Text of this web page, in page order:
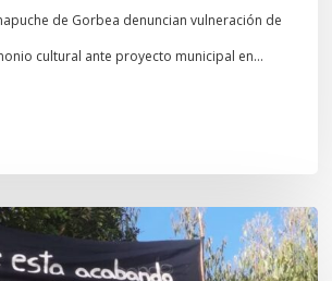
de Gorbea denuncian vulneración de
cultural ante proyecto municipal en…